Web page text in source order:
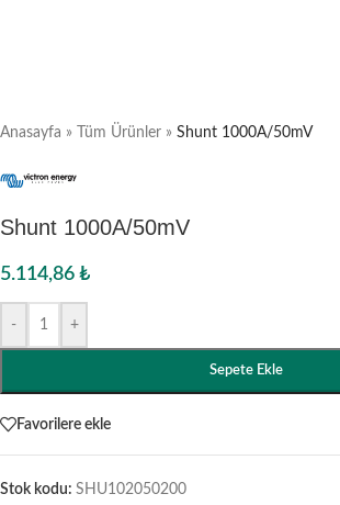
Anasayfa » Tüm Ürünler » Shunt 1000A/50mV
Shunt 1000A/50mV
5.114,86 ₺
- +
Sepete Ekle
Favorilere ekle
Stok kodu: SHU102050200